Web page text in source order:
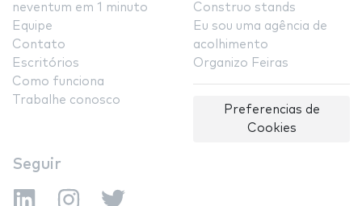
neventum em 1 minuto
Equipe
Contato
Escritórios
Como funciona
Trabalhe conosco
Construo stands
Eu sou uma agência de
acolhimento
Organizo Feiras
Preferencias de
Cookies
Seguir